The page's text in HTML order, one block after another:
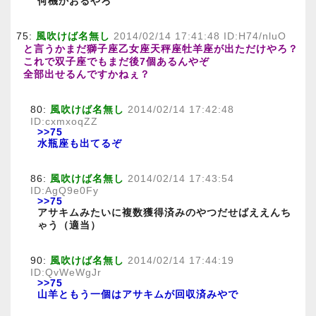
75: 風吹けば名無し 2014/02/14 17:41:48 ID:H74/nluO
と言うかまだ獅子座乙女座天秤座牡羊座が出ただけやろ？
これで双子座でもまだ後7個あるんやぞ
全部出せるんですかねぇ？
80: 風吹けば名無し 2014/02/14 17:42:48
ID:cxmxoqZZ
>>75
水瓶座も出てるぞ
86: 風吹けば名無し 2014/02/14 17:43:54
ID:AgQ9e0Fy
>>75
アサキムみたいに複数獲得済みのやつだせばええんち
ゃう（適当）
90: 風吹けば名無し 2014/02/14 17:44:19
ID:QvWeWgJr
>>75
山羊ともう一個はアサキムが回収済みやで